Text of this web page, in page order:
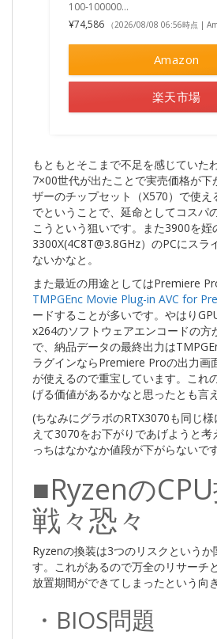
100-100000…
¥74,586
（2026/08/08 06:56時点 |
Amazon
楽天市場
もともとそこまで不足を感じていた
7×00世代が出たことで実売価格が下
ザーのチップセット（X570）で使え
でということで、延命としてコスパ
こうという狙いです。また3900を姪
3300X(4C8T@3.8GHz）のPCにスラ
ないかなと。
また最近の用途としてはPremiere
TMPGEnc Movie Plug-in AVC for
ードすることが多いです。やはり
x264のソフトウェアエンコードの方
で、納品データの最終出力は
ラグインならPremiere Proの出力画
が使えるので重宝しています。これ
げる価値があるかなと思ったとも言
(ちなみにグラボのRTX3070も同じ
えて3070をお下がりであげようと考
っちはなかなか値段が下がらないで
■Ryzenの
戦々恐々
Ryzenの換装は3つのリスクというか
す。これがあるので万全のリサーチ
放置期間ができてしまったという向き
・BIOS問題